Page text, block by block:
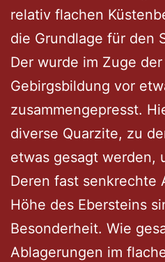
relativ flachen
die Grundlage für den
Der wurde im Zuge
Gebirgsbildung vor
zusammengepresst.
diverse Quarzite, zu
etwas gesagt werden,
Deren fast senkrechte
Höhe des Ebersteins
Besonderheit. Wie
Ablagerungen im